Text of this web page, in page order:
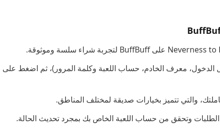
الدخول، معرف الخادم، حساب اللعبة وكلمة المرور)، ثم اضغط على
والتي تتميز بخيارات صديقة لمختلف المناطق.
وتحقق من حساب اللعبة الخاص بك بمجرد تحديث الحالة.